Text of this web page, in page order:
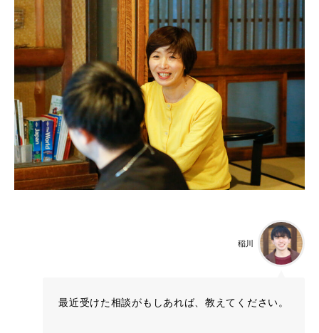
稲川
最近受けた相談がもしあれば、教えてください。